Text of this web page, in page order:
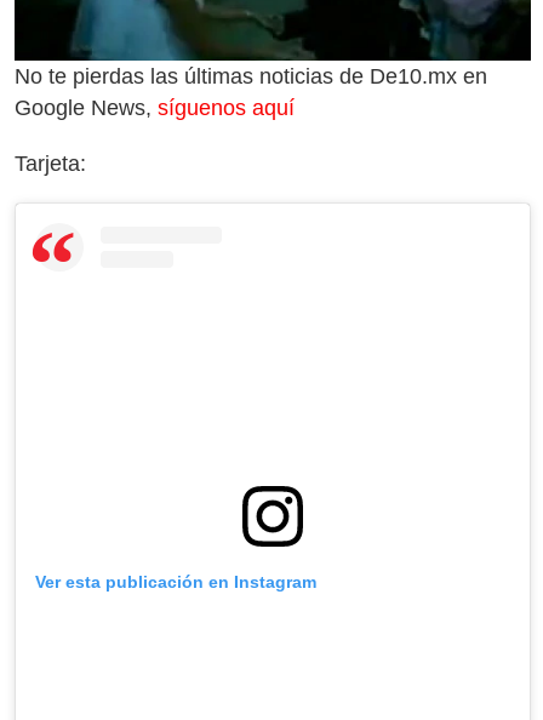
No te pierdas las últimas noticias de De10.mx en
Google News, síguenos aquí
Tarjeta:
Ver esta publicación en Instagram